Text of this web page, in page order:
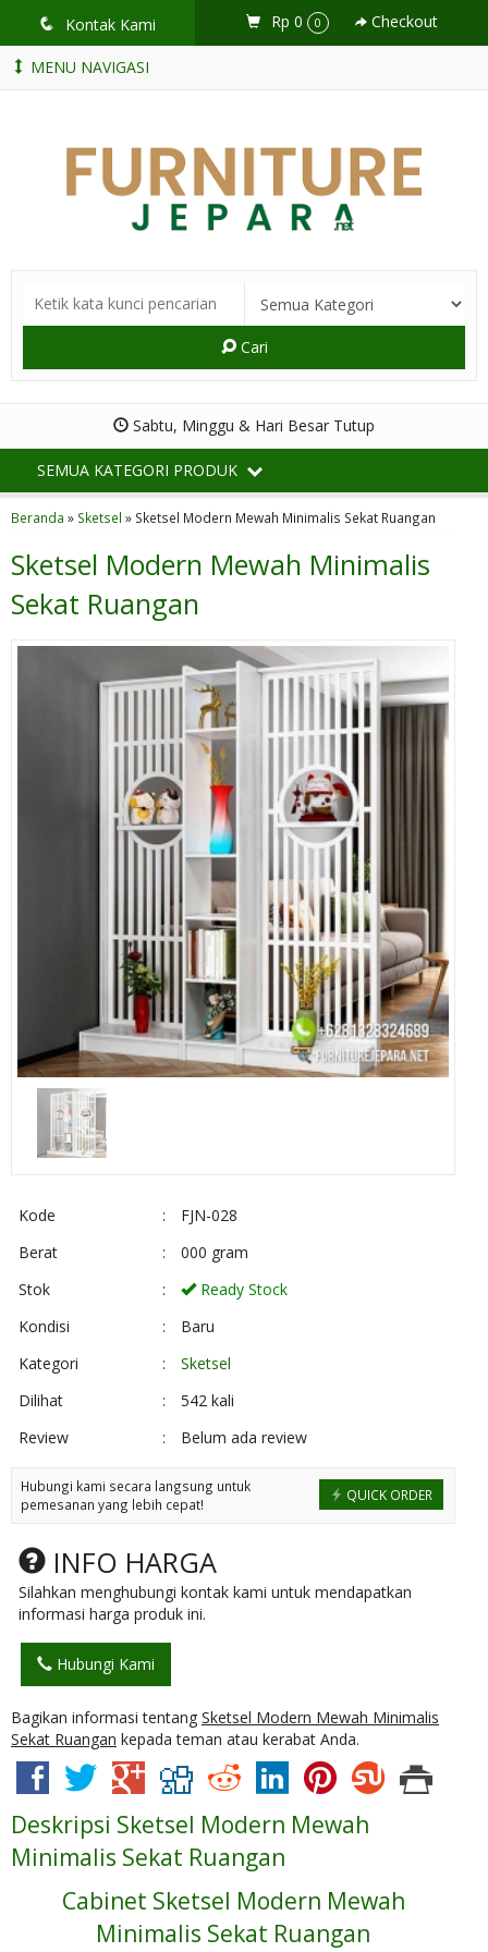
q Kontak Kami Rp 0 0 Checkout
MENU NAVIGASI
Cari
Sabtu, Minggu & Hari Besar Tutup
SEMUA KATEGORI PRODUK
Beranda » Sketsel » Sketsel Modern Mewah Minimalis Sekat Ruangan
Sketsel Modern Mewah Minimalis
Sekat Ruangan
Kode :
FJN-028
Berat
:
000 gram
Stok
:
Ready Stock
Kondisi
:
Baru
Kategori
:
Sketsel
Dilihat
:
542 kali
Review
: Belum ada review
QUICK ORDER
Hubungi kami secara langsung untuk
pemesanan yang lebih cepat!
INFO HARGA
Silahkan menghubungi kontak kami untuk mendapatkan
informasi harga produk ini.
Hubungi Kami
Bagikan informasi tentang Sketsel Modern Mewah Minimalis
Sekat Ruangan kepada teman atau kerabat Anda.
Deskripsi Sketsel Modern Mewah
Minimalis Sekat Ruangan
Cabinet Sketsel Modern Mewah
Minimalis Sekat Ruangan